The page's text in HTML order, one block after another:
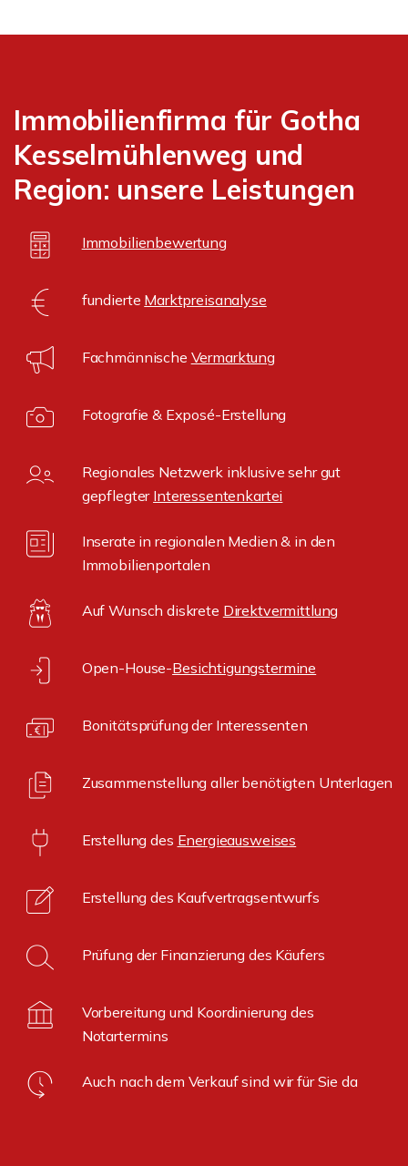
Immobilienfirma für Gotha
Kesselmühlenweg und
Region: unsere Leistungen
Immobilienbewertung
fundierte Marktpreisanalyse
Fachmännische Vermarktung
Fotografie & Exposé-Erstellung
Regionales Netzwerk inklusive sehr gut
gepflegter Interessentenkartei
Inserate in regionalen Medien & in den
Immobilienportalen
Auf Wunsch diskrete Direktvermittlung
Open-House-Besichtigungstermine
Bonitätsprüfung der Interessenten
Zusammenstellung aller benötigten Unterlagen
Erstellung des Energieausweises
Erstellung des Kaufvertragsentwurfs
Prüfung der Finanzierung des Käufers
Vorbereitung und Koordinierung des
Notartermins
Auch nach dem Verkauf sind wir für Sie da